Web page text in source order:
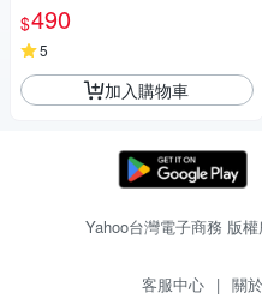
上衣(黑.粉.米L-3L)-U614眼圈
熊中大尺碼
$490
5
加入購物車
Yahoo台灣電子商務 版
客服中心 | 關